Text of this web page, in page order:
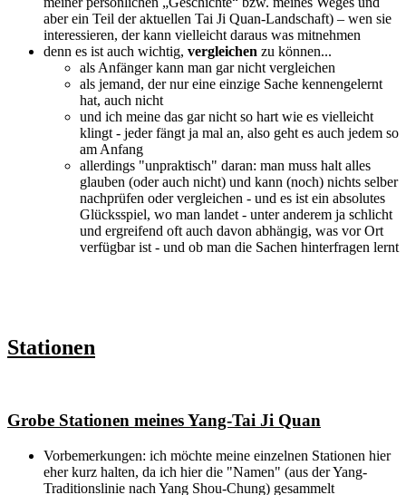
aber ein Teil der aktuellen Tai Ji Quan-Landschaft) – wen sie
interessieren, der kann vielleicht daraus was mitnehmen
denn es ist auch wichtig, vergleichen zu können...
als Anfänger kann man gar nicht vergleichen
als jemand, der nur eine einzige Sache kennengelernt
hat, auch nicht
und ich meine das gar nicht so hart wie es vielleicht
klingt - jeder fängt ja mal an, also geht es auch jedem so
am Anfang
allerdings "unpraktisch" daran: man muss halt alles
glauben (oder auch nicht) und kann (noch) nichts selber
nachprüfen oder vergleichen - und es ist ein absolutes
Glücksspiel, wo man landet - unter anderem ja schlicht
und ergreifend oft auch davon abhängig, was vor Ort
verfügbar ist - und ob man die Sachen hinterfragen lernt
Stationen
Grobe Stationen meines Yang-Tai Ji Quan
Vorbemerkungen: ich möchte meine einzelnen Stationen hier
eher kurz halten, da ich hier die "Namen" (aus der Yang-
Traditionslinie nach Yang Shou-Chung) gesammelt